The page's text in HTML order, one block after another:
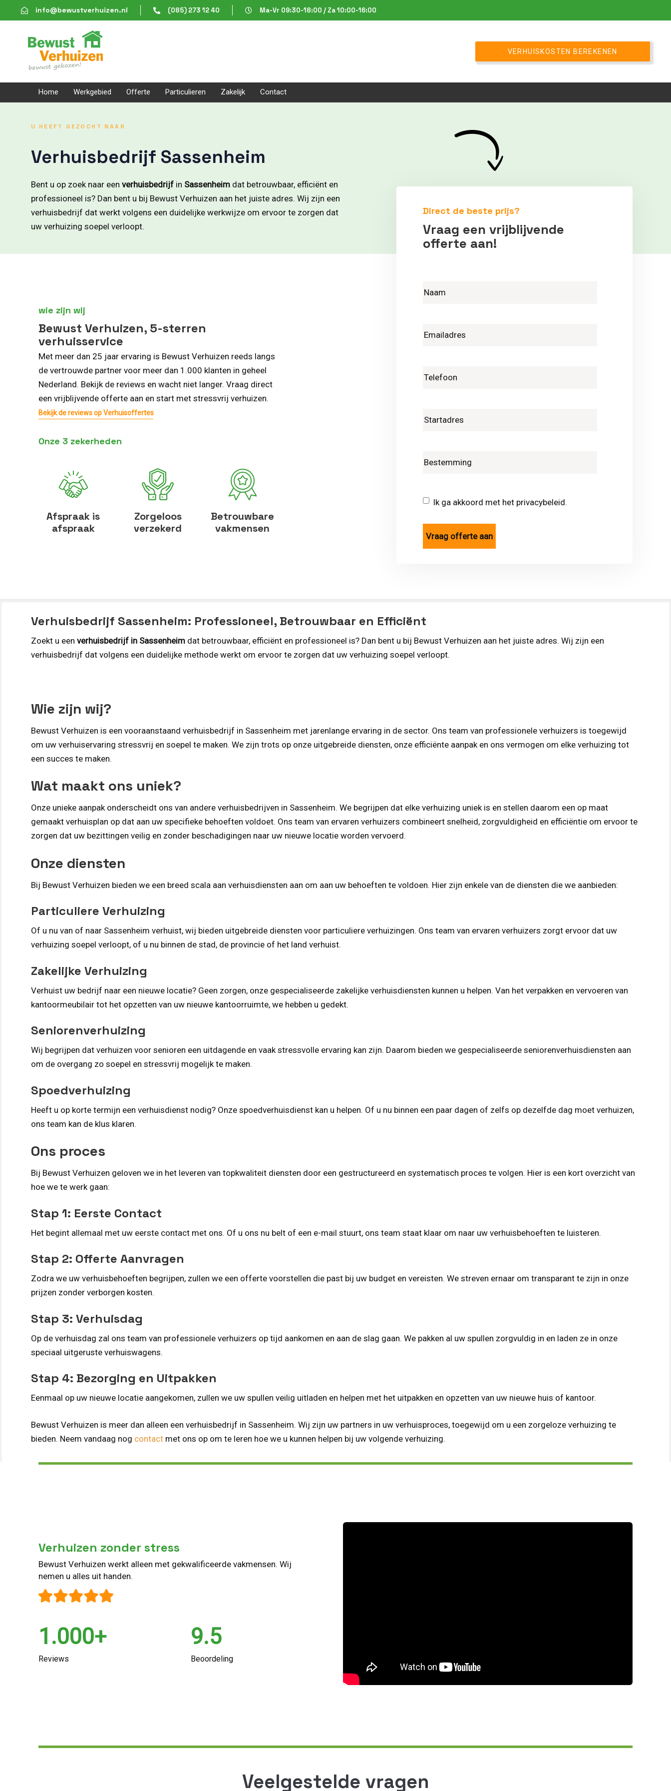
links
to
content
info@bewustverhuizen.nl (085) 273 12 40 Ma-Vr 09:30-18:00 / Za 10:00-16:00
VERHUISKOSTEN BEREKENEN
Home Werkgebied Offerte Particulieren Zakelijk Contact
U HEEFT GEZOCHT NAAR
Verhuisbedrijf Sassenheim
Bent u op zoek naar een verhuisbedrijf in Sassenheim dat betrouwbaar, efficiënt en
professioneel is? Dan bent u bij Bewust Verhuizen aan het juiste adres. Wij zijn een
verhuisbedrijf dat werkt volgens een duidelijke werkwijze om ervoor te zorgen dat
uw verhuizing soepel verloopt.
wie zijn wij
Bewust Verhuizen, 5-sterren
verhuisservice
Met meer dan 25 jaar ervaring is Bewust Verhuizen reeds langs
de vertrouwde partner voor meer dan 1.000 klanten in geheel
Nederland. Bekijk de reviews en wacht niet langer. Vraag direct
een vrijblijvende offerte aan en start met stressvrij verhuizen.
Bekijk de reviews op Verhuisoffertes
Onze 3 zekerheden
Afspraak is
afspraak
Zorgeloos
verzekerd
Betrouwbare
vakmensen
Direct de beste prijs?
Vraag een vrijblijvende
offerte aan!
Ik ga akkoord met het privacybeleid.
Verhuisbedrijf Sassenheim: Professioneel, Betrouwbaar en Efficiënt
Zoekt u een verhuisbedrijf in Sassenheim dat betrouwbaar, efficiënt en professioneel is? Dan bent u bij Bewust Verhuizen aan het juiste adres. Wij zijn een
verhuisbedrijf dat volgens een duidelijke methode werkt om ervoor te zorgen dat uw verhuizing soepel verloopt.
Wie zijn wij?
Bewust Verhuizen is een vooraanstaand verhuisbedrijf in Sassenheim met jarenlange ervaring in de sector. Ons team van professionele verhuizers is toegewijd
om uw verhuiservaring stressvrij en soepel te maken. We zijn trots op onze uitgebreide diensten, onze efficiënte aanpak en ons vermogen om elke verhuizing tot
een succes te maken.
Wat maakt ons uniek?
Onze unieke aanpak onderscheidt ons van andere verhuisbedrijven in Sassenheim. We begrijpen dat elke verhuizing uniek is en stellen daarom een op maat
gemaakt verhuisplan op dat aan uw specifieke behoeften voldoet. Ons team van ervaren verhuizers combineert snelheid, zorgvuldigheid en efficiëntie om ervoor te
zorgen dat uw bezittingen veilig en zonder beschadigingen naar uw nieuwe locatie worden vervoerd.
Onze diensten
Bij Bewust Verhuizen bieden we een breed scala aan verhuisdiensten aan om aan uw behoeften te voldoen. Hier zijn enkele van de diensten die we aanbieden:
Particuliere Verhuizing
Of u nu van of naar Sassenheim verhuist, wij bieden uitgebreide diensten voor particuliere verhuizingen. Ons team van ervaren verhuizers zorgt ervoor dat uw
verhuizing soepel verloopt, of u nu binnen de stad, de provincie of het land verhuist.
Zakelijke Verhuizing
Verhuist uw bedrijf naar een nieuwe locatie? Geen zorgen, onze gespecialiseerde zakelijke verhuisdiensten kunnen u helpen. Van het verpakken en vervoeren van
kantoormeubilair tot het opzetten van uw nieuwe kantoorruimte, we hebben u gedekt.
Seniorenverhuizing
Wij begrijpen dat verhuizen voor senioren een uitdagende en vaak stressvolle ervaring kan zijn. Daarom bieden we gespecialiseerde seniorenverhuisdiensten aan
om de overgang zo soepel en stressvrij mogelijk te maken.
Spoedverhuizing
Heeft u op korte termijn een verhuisdienst nodig? Onze spoedverhuisdienst kan u helpen. Of u nu binnen een paar dagen of zelfs op dezelfde dag moet verhuizen,
ons team kan de klus klaren.
Ons proces
Bij Bewust Verhuizen geloven we in het leveren van topkwaliteit diensten door een gestructureerd en systematisch proces te volgen. Hier is een kort overzicht van
hoe we te werk gaan:
Stap 1: Eerste Contact
Het begint allemaal met uw eerste contact met ons. Of u ons nu belt of een e-mail stuurt, ons team staat klaar om naar uw verhuisbehoeften te luisteren.
Stap 2: Offerte Aanvragen
Zodra we uw verhuisbehoeften begrijpen, zullen we een offerte voorstellen die past bij uw budget en vereisten. We streven ernaar om transparant te zijn in onze
prijzen zonder verborgen kosten.
Stap 3: Verhuisdag
Op de verhuisdag zal ons team van professionele verhuizers op tijd aankomen en aan de slag gaan. We pakken al uw spullen zorgvuldig in en laden ze in onze
speciaal uitgeruste verhuiswagens.
Stap 4: Bezorging en Uitpakken
Eenmaal op uw nieuwe locatie aangekomen, zullen we uw spullen veilig uitladen en helpen met het uitpakken en opzetten van uw nieuwe huis of kantoor.
Bewust Verhuizen is meer dan alleen een verhuisbedrijf in Sassenheim. Wij zijn uw partners in uw verhuisproces, toegewijd om u een zorgeloze verhuizing te
bieden. Neem vandaag nog contact met ons op om te leren hoe we u kunnen helpen bij uw volgende verhuizing.
Verhuizen zonder stress
Bewust Verhuizen werkt alleen met gekwalificeerde vakmensen. Wij
nemen u alles uit handen.
1.000+
Reviews
9.5
Beoordeling
Veelgestelde vragen